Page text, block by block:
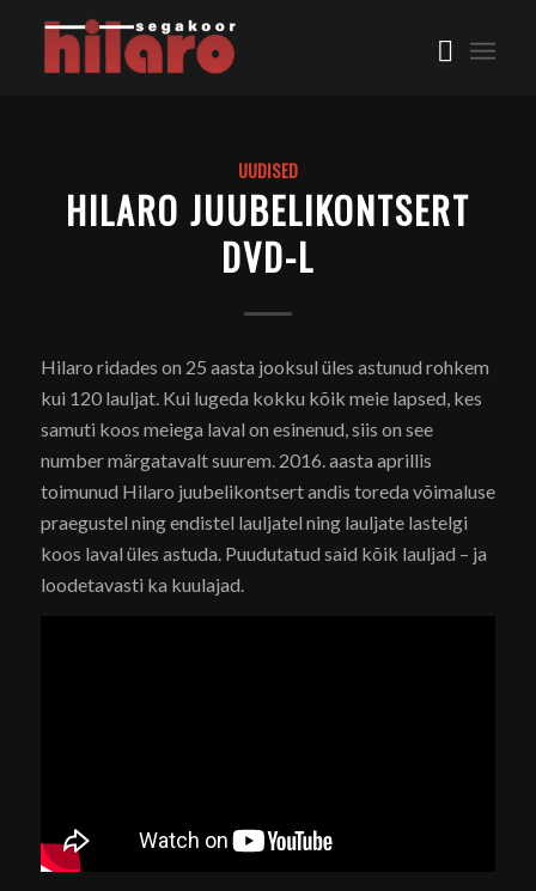
UUDISED
HILARO JUUBELIKONTSERT
DVD-L
Hilaro ridades on 25 aasta jooksul üles astunud rohkem
kui 120 lauljat. Kui lugeda kokku kõik meie lapsed, kes
samuti koos meiega laval on esinenud, siis on see
number märgatavalt suurem. 2016. aasta aprillis
toimunud Hilaro juubelikontsert andis toreda võimaluse
praegustel ning endistel lauljatel ning lauljate lastelgi
koos laval üles astuda. Puudutatud said kõik lauljad – ja
loodetavasti ka kuulajad.